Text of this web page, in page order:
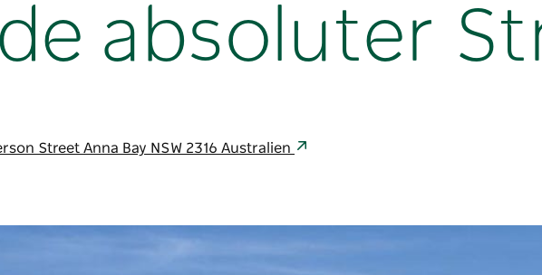
absoluter
Street Anna Bay NSW 2316 Australien